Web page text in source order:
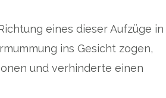
eines dieser Aufzüge in
ins Gesicht zogen,
und verhinderte einen